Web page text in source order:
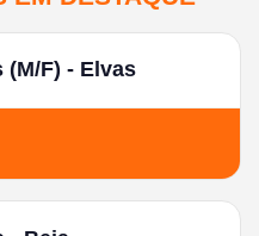
(M/F) - Elvas